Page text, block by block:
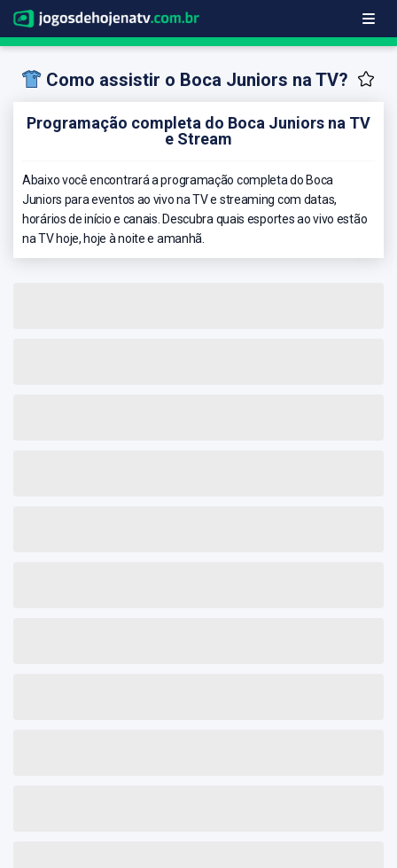
Como assistir o Boca Juniors na TV?
Programação completa do Boca Juniors na TV
e Stream
Abaixo você encontrará a programação completa do Boca
Juniors para eventos ao vivo na TV e streaming com datas,
horários de início e canais. Descubra quais esportes ao vivo estão
na TV hoje, hoje à noite e amanhã.